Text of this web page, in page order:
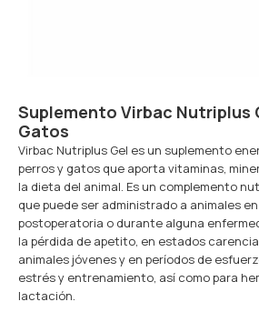
Suplemento Virbac Nutriplus
Gatos
Virbac Nutriplus Gel es un suplemento
perros y gatos que aporta vitaminas,
la dieta del animal. Es un complemento
que puede ser administrado a animales
postoperatoria o durante alguna
la pérdida de apetito, en estados
animales jóvenes y en períodos de
estrés y entrenamiento, así como para
lactación.